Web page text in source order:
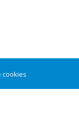
cookies